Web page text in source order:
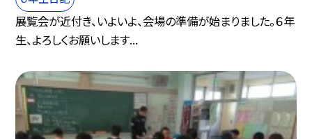
展覧会が近付き、いよいよ、会場の準備が始まりました。６年
生、よろしくお願いします...